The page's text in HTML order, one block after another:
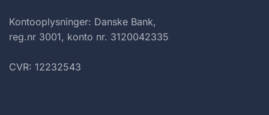
Kontooplysninger: Danske Bank,
reg.nr 3001, konto nr. 3120042335
CVR: 12232543